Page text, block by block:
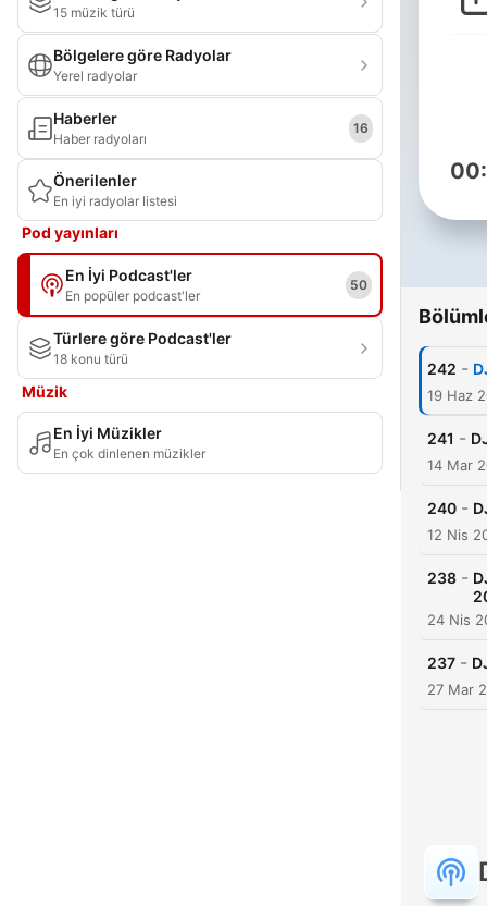
15 müzik türü
Bölgelere göre Radyolar
Yerel radyolar
Haberler
Haber radyoları
16
Önerilenler
En iyi radyolar listesi
Pod yayınları
En İyi Podcast'ler
En popüler podcast'ler
50
Türlere göre Podcast'ler
18 konu türü
Müzik
En İyi Müzikler
En çok dinlenen müzikler
242 -
19 Haz
241 -
14 Mar
240 -
12 Nis
238 -
24 Nis
237 -
27 Mar